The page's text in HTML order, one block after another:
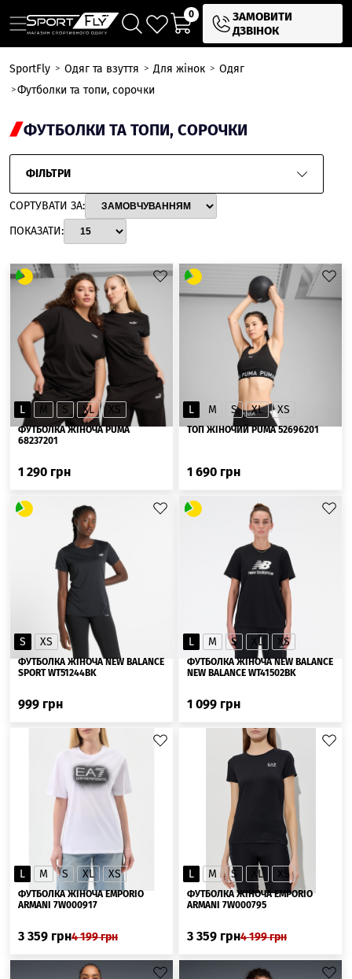
0
ЗАМОВИТИ
ДЗВІНОК
SportFly Одяг та взуття Для жінок
Одяг
Футболки та топи, сорочки
ФУТБОЛКИ ТА ТОПИ, СОРОЧКИ
ФІЛЬТРИ
СОРТУВАТИ ЗА:
ПОКАЗАТИ:
L M S XL XS
ФУТБОЛКА ЖІНОЧА PUMA
68237201
1 290 грн
L M S XL XS
ТОП ЖІНОЧИЙ PUMA 52696201
1 690 грн
S XS
ФУТБОЛКА ЖІНОЧА NEW BALANCE
SPORT WT51244BK
999 грн
L M S XL XS
ФУТБОЛКА ЖІНОЧА NEW BALANCE
NEW BALANCE WT41502BK
1 099 грн
L M S XL XS
ФУТБОЛКА ЖІНОЧА EMPORIO
ARMANI 7W000917
3 359 грн4 199грн
L M S XL XS
ФУТБОЛКА ЖІНОЧА EMPORIO
ARMANI 7W000795
3 359 грн4 199грн